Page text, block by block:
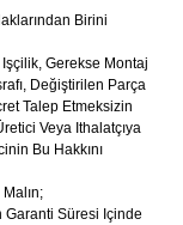
Birini
Gerekse Montaj
Değiştirilen Parça
Talep Etmeksizin
Veya Ithalatçıya
Bu Hakkını
Süresi Içinde